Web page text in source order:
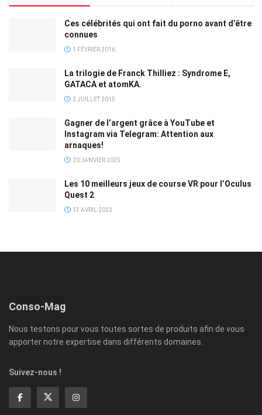
Ces célébrités qui ont fait du porno avant d’être
connues
1 FÉVRIER 2016
La trilogie de Franck Thilliez : Syndrome E,
GATACA et atomKA.
2 JUILLET 2015
Gagner de l’argent grâce à YouTube et
Instagram via Telegram: Attention aux
arnaques!
20 JANVIER 2025
Les 10 meilleurs jeux de course VR pour l’Oculus
Quest 2
13 AVRIL 2022
Conso-Mag
Nous testons pour vous toutes sortes de produits afin de vous
apporter notre expertise dans différents domaines.
Suivez-nous !